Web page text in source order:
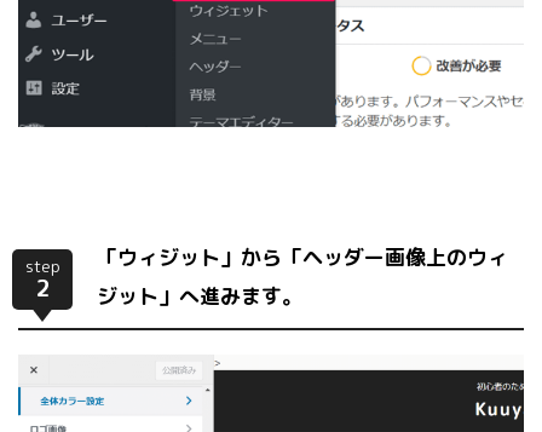
step
2
「ウィジット」から「ヘッダー画像上のウィ
ジット」へ進みます。